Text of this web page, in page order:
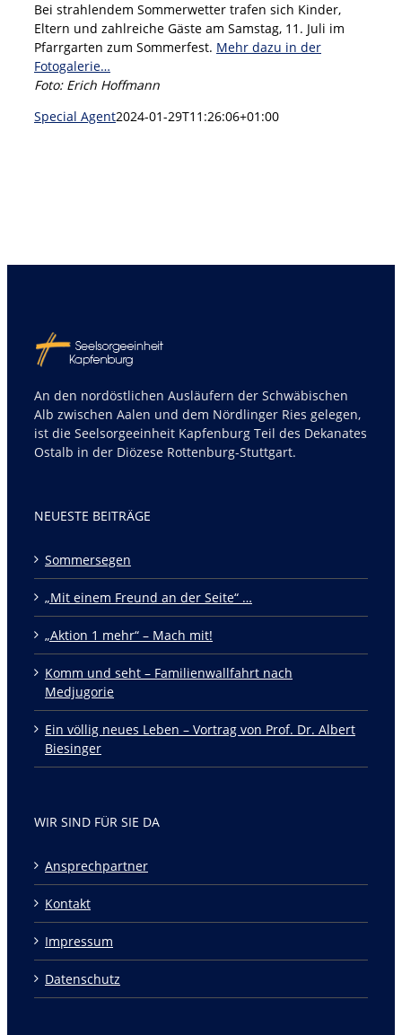
Bei strahlendem Sommerwetter trafen sich Kinder,
Eltern und zahlreiche Gäste am Samstag, 11. Juli im
Pfarrgarten zum Sommerfest. Mehr dazu in der
Fotogalerie…
Foto: Erich Hoffmann
Special Agent2024-01-29T11:26:06+01:00
An den nordöstlichen Ausläufern der Schwäbischen
Alb zwischen Aalen und dem Nördlinger Ries gelegen,
ist die Seelsorgeeinheit Kapfenburg Teil des Dekanates
Ostalb in der Diözese Rottenburg-Stuttgart.
NEUESTE BEITRÄGE
Sommersegen
„Mit einem Freund an der Seite“ …
„Aktion 1 mehr“ – Mach mit!
Komm und seht – Familienwallfahrt nach
Medjugorie
Ein völlig neues Leben – Vortrag von Prof. Dr. Albert
Biesinger
WIR SIND FÜR SIE DA
Ansprechpartner
Kontakt
Impressum
Datenschutz